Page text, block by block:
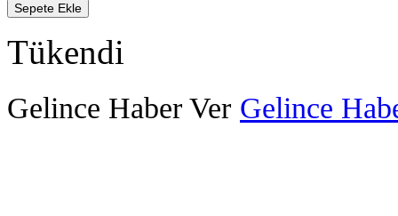
Sepete Ekle
Tükendi
Gelince Haber Ver Gelince